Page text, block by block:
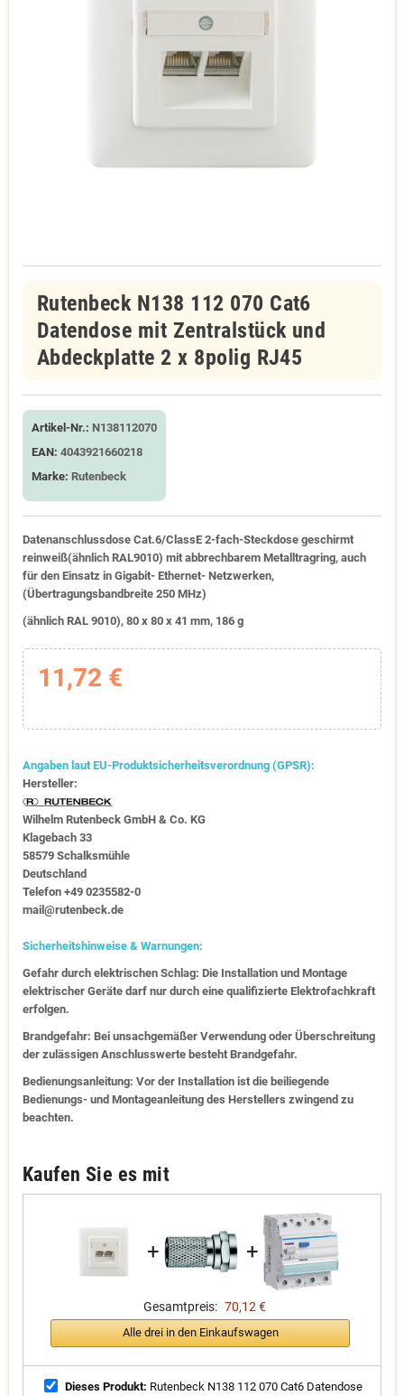
Rutenbeck N138 112 070 Cat6
Datendose mit Zentralstück und
Abdeckplatte 2 x 8polig RJ45
Artikel-Nr.: N138112070
EAN: 4043921660218
Marke: Rutenbeck
Datenanschlussdose Cat.6/ClassE 2-fach-Steckdose geschirmt
reinweiß(ähnlich RAL9010) mit abbrechbarem Metalltragring, auch
für den Einsatz in Gigabit- Ethernet- Netzwerken,
(Übertragungsbandbreite 250 MHz)
(ähnlich RAL 9010), 80 x 80 x 41 mm, 186 g
11,72 €
Angaben laut EU-Produktsicherheitsverordnung (GPSR):
Hersteller:
Wilhelm Rutenbeck GmbH & Co. KG
Klagebach 33
58579 Schalksmühle
Deutschland
Telefon +49 0235582-0
mail@rutenbeck.de
Sicherheitshinweise & Warnungen:
Gefahr durch elektrischen Schlag: Die Installation und Montage
elektrischer Geräte darf nur durch eine qualifizierte Elektrofachkraft
erfolgen.
Brandgefahr: Bei unsachgemäßer Verwendung oder Überschreitung
der zulässigen Anschlusswerte besteht Brandgefahr.
Bedienungsanleitung: Vor der Installation ist die beiliegende
Bedienungs- und Montageanleitung des Herstellers zwingend zu
beachten.
Kaufen Sie es mit
+ +
Gesamtpreis: 70,12 €
Alle drei in den Einkaufswagen
Dieses Produkt: Rutenbeck N138 112 070 Cat6 Datendose